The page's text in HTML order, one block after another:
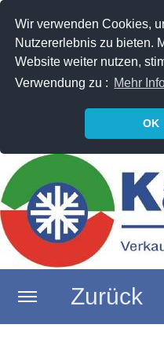
Wir verwenden Cookies,
Nutzererlebnis zu bieten.
Website weiter nutzen,
Verwendung zu : Mehr
OK
Zurück